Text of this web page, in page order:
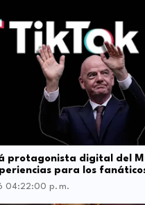
protagonista digital del
para los
04:22:00 p. m.